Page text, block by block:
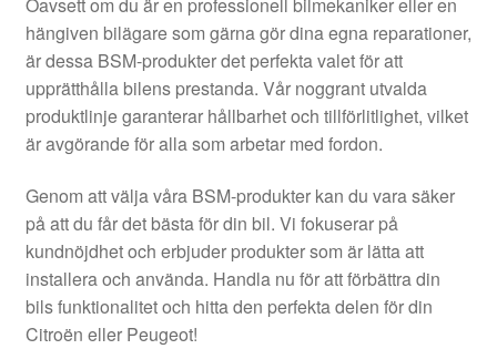
Om oss
Reklamationsprocedur
Transport
Vagn
Världsomspännande frakt
Villkor
hängiven bilägare som gärna gör dina egna reparationer,
är dessa BSM-produkter det perfekta valet för att
upprätthålla bilens prestanda. Vår noggrant utvalda
produktlinje garanterar hållbarhet och tillförlitlighet, vilket
är avgörande för alla som arbetar med fordon.
Genom att välja våra BSM-produkter kan du vara säker
på att du får det bästa för din bil. Vi fokuserar på
kundnöjdhet och erbjuder produkter som är lätta att
installera och använda. Handla nu för att förbättra din
bils funktionalitet och hitta den perfekta delen för din
Citroën eller Peugeot!